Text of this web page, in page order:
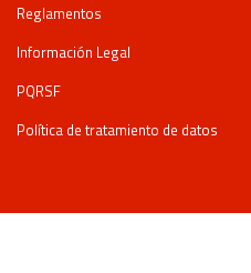
Reglamentos
Información Legal
PQRSF
Política de tratamiento de datos